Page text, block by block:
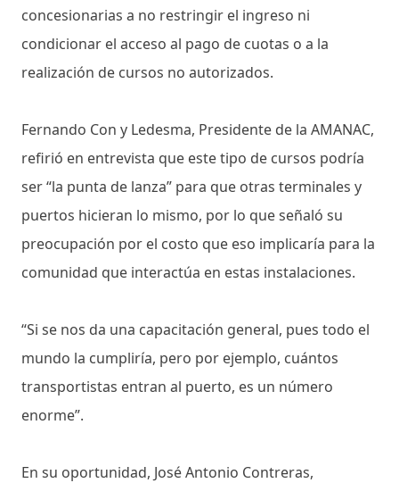
concesionarias a no restringir el ingreso ni
condicionar el acceso al pago de cuotas o a la
realización de cursos no autorizados.
Fernando Con y Ledesma, Presidente de la AMANAC,
refirió en entrevista que este tipo de cursos podría
ser “la punta de lanza” para que otras terminales y
puertos hicieran lo mismo, por lo que señaló su
preocupación por el costo que eso implicaría para la
comunidad que interactúa en estas instalaciones.
“Si se nos da una capacitación general, pues todo el
mundo la cumpliría, pero por ejemplo, cuántos
transportistas entran al puerto, es un número
enorme”.
En su oportunidad, José Antonio Contreras,